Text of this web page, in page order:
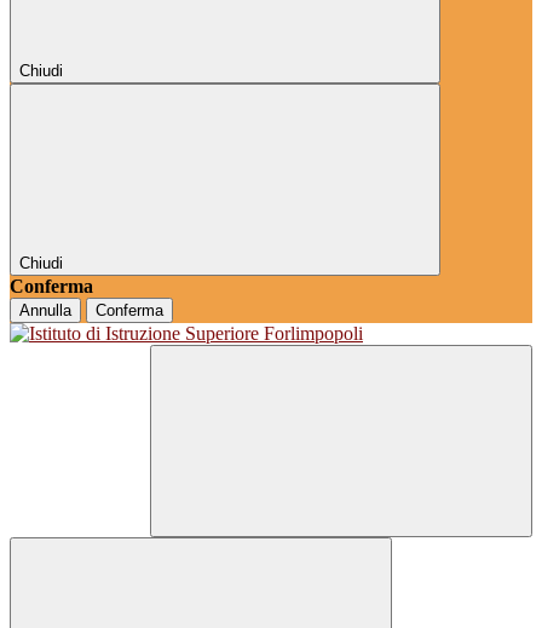
Chiudi
Chiudi
Conferma
Annulla Conferma